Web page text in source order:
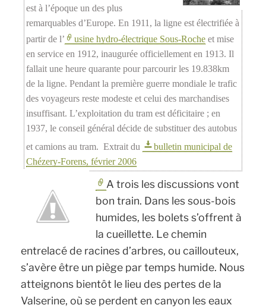
est à l’époque un des plus
remarquables d’Europe. En 1911, la ligne est électrifiée à
partir de l’
usine hydro-électrique Sous-Roche et mise
en service en 1912, inaugurée officiellement en 1913. Il
fallait une heure quarante pour parcourir les 19.838km
de la ligne. Pendant la première guerre mondiale le trafic
des voyageurs reste modeste et celui des marchandises
insuffisant. L’exploitation du tram est déficitaire ; en
1937, le conseil général décide de substituer des autobus
et camions au tram. Extrait du
bulletin municipal de
Chézery-Forens, février 2006
A trois les discussions vont
bon train. Dans les sous-bois
humides, les bolets s’offrent à
la cueillette. Le chemin
entrelacé de racines d’arbres, ou caillouteux,
s’avère être un piège par temps humide. Nous
atteignons bientôt le lieu des pertes de la
Valserine, où se perdent en canyon les eaux